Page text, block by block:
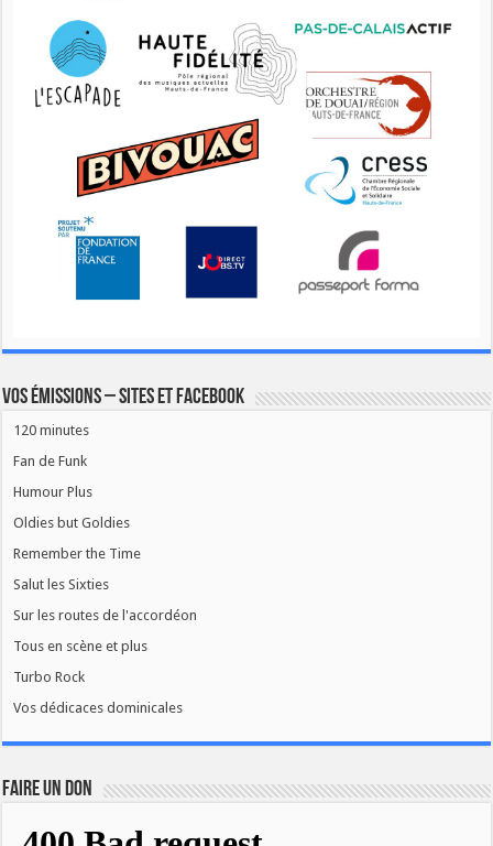
Vos émissions – Sites et Facebook
120 minutes
Fan de Funk
Humour Plus
Oldies but Goldies
Remember the Time
Salut les Sixties
Sur les routes de l'accordéon
Tous en scène et plus
Turbo Rock
Vos dédicaces dominicales
FAIRE UN DON